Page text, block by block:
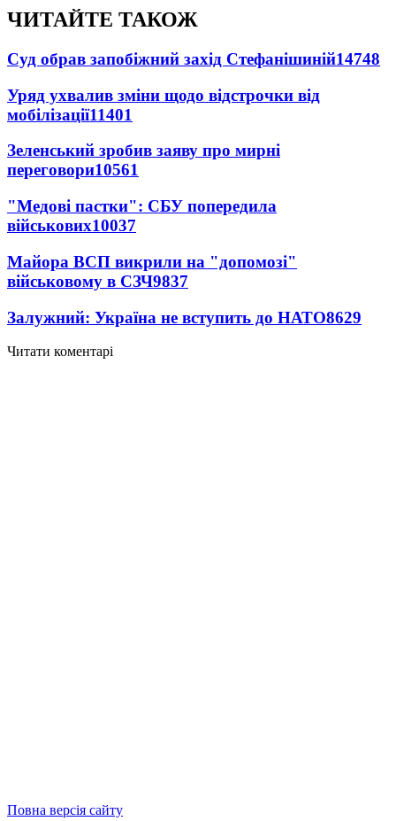
ЧИТАЙТЕ ТАКОЖ
Суд обрав запобіжний захід Стефанішиній14748
Уряд ухвалив зміни щодо відстрочки від
мобілізації11401
Зеленський зробив заяву про мирні
переговори10561
"Медові пастки": СБУ попередила
військових10037
Майора ВСП викрили на "допомозі"
військовому в СЗЧ9837
Залужний: Україна не вступить до НАТО8629
Читати коментарі
Повна версія сайту